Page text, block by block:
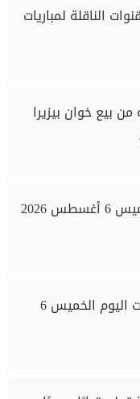
الناقلة لمباريات
بيع خوان بيزيرا
سعر الدولار اليوم الخميس 6 أغسطس 2026
أسعار الحديد والأسمنت اليوم الخميس 6